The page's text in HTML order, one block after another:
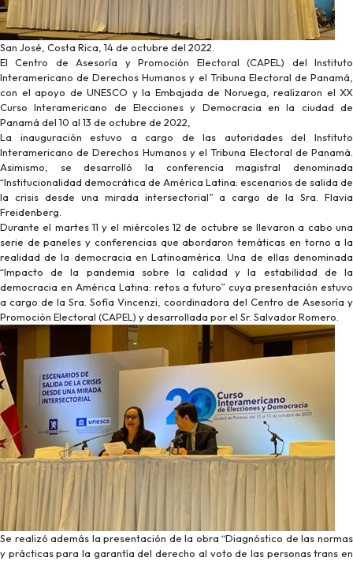
San José, Costa Rica, 14 de octubre del 2022.
El Centro de Asesoría y Promoción Electoral (CAPEL) del Instituto
Interamericano de Derechos Humanos y el Tribuna Electoral de Panamá,
con el apoyo de UNESCO y la Embajada de Noruega, realizaron el XX
Curso Interamericano de Elecciones y Democracia en la ciudad de
Panamá del 10 al 13 de octubre de 2022,
La inauguración estuvo a cargo de las autoridades del Instituto
Interamericano de Derechos Humanos y el Tribuna Electoral de Panamá.
Asimismo, se desarrolló la conferencia magistral denominada
“Institucionalidad democrática de América Latina: escenarios de salida de
la crisis desde una mirada intersectorial” a cargo de la Sra. Flavia
Freidenberg.
Durante el martes 11 y el miércoles 12 de octubre se llevaron a cabo una
serie de paneles y conferencias que abordaron temáticas en torno a la
realidad de la democracia en Latinoamérica. Una de ellas denominada
“Impacto de la pandemia sobre la calidad y la estabilidad de la
democracia en América Latina: retos a futuro” cuya presentación estuvo
a cargo de la Sra. Sofía Vincenzi, coordinadora del Centro de Asesoría y
Promoción Electoral (CAPEL) y desarrollada por el Sr. Salvador Romero.
Se realizó además la presentación de la obra “Diagnóstico de las normas
y prácticas para la garantía del derecho al voto de las personas trans en